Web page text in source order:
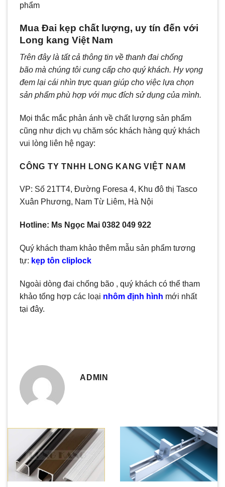
phẩm
Mua Đai kẹp chất lượng, uy tín đến với
Long kang Việt Nam
Trên đây là tất cả thông tin về thanh đai chống
bão mà chúng tôi cung cấp cho quý khách. Hy vọng
đem lại cái nhìn trực quan giúp cho việc lựa chọn
sản phẩm phù hợp với mục đích sử dụng của mình.
Mọi thắc mắc phản ánh về chất lượng sản phẩm
cũng như dịch vụ chăm sóc khách hàng quý khách
vui lòng liên hệ ngay:
CÔNG TY TNHH LONG KANG VIỆT NAM
VP: Số 21TT4, Đường Foresa 4, Khu đô thị Tasco
Xuân Phương, Nam Từ Liêm, Hà Nội
Hotline: Ms Ngọc Mai 0382 049 922
Quý khách tham khảo thêm mẫu sản phẩm tương
tự: kẹp tôn cliplock
Ngoài dòng đai chống bão , quý khách có thể tham
khảo tổng hợp các loại nhôm định hình mới nhất
tại đây.
ADMIN